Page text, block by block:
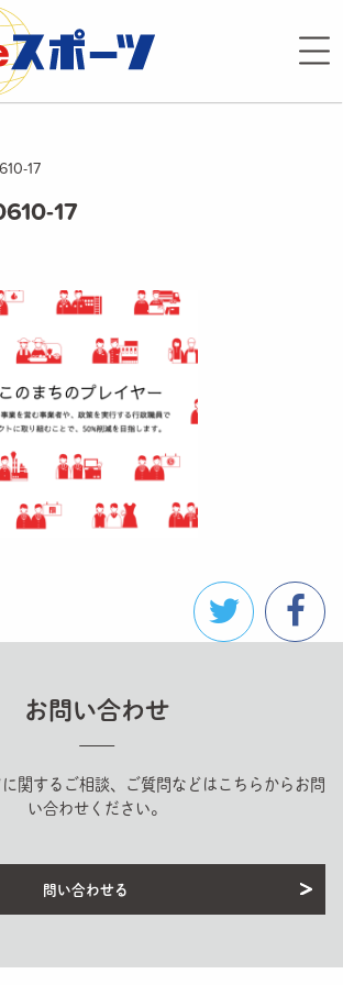
17
17
お問い合わせ
関するご相談、ご質問などはこちらからお問
い合わせください。
問い合わせる